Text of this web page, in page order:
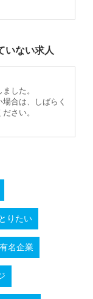
いない求人
した。
合は、しばらく
さい。
りたい
名企業